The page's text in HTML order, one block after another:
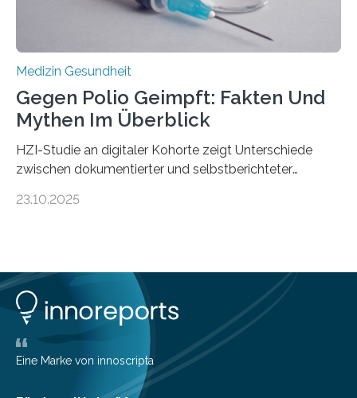
Medizin Gesundheit
Gegen Polio Geimpft: Fakten Und
Mythen Im Überblick
HZI-Studie an digitaler Kohorte zeigt Unterschiede
zwischen dokumentierter und selbstberichteter
Kinderlähmung, ist eine ansteckende Krankheit, die
nur noch in zwei Ländern endemisch. Bis das Virus
weltweit ausgerottet ist, ist aber auch in Deutschland
ein Impfschutz wichtig, da das Virus jederzeit wieder
eingeschleppt werden könnte. Epidemiolog:innen des
Helmholtz-Zentrums für Infektionsforschung (HZI)
haben nun gezeigt, dass viele…
23.10.2025
Eine Marke von innoscripta